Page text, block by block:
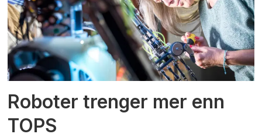
Roboter trenger mer enn
TOPS